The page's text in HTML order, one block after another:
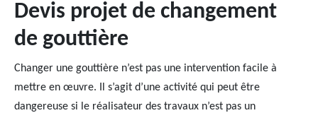
Devis projet de changement
de gouttière
Changer une gouttière n’est pas une intervention facile à
mettre en œuvre. Il s’agit d’une activité qui peut être
dangereuse si le réalisateur des travaux n’est pas un